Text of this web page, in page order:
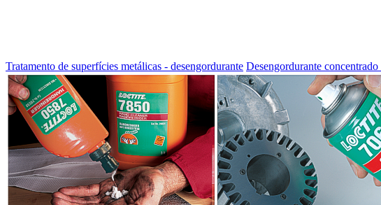
Tratamento de superfícies metálicas - desengordurante Desengordurante